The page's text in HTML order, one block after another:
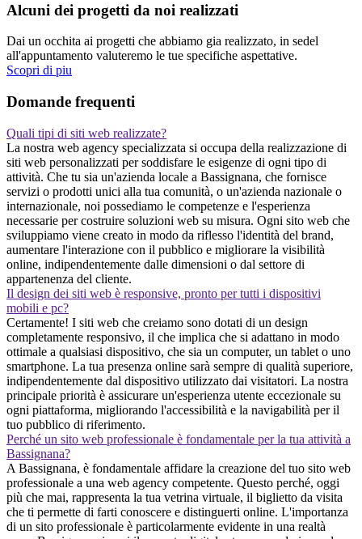
Alcuni dei progetti da noi realizzati
Dai un occhita ai progetti che abbiamo gia realizzato, in sedel
all'appuntamento valuteremo le tue specifiche aspettative.
Scopri di piu
Domande frequenti
Quali tipi di siti web realizzate?
La nostra web agency specializzata si occupa della realizzazione di
siti web personalizzati per soddisfare le esigenze di ogni tipo di
attività. Che tu sia un'azienda locale a Bassignana, che fornisce
servizi o prodotti unici alla tua comunità, o un'azienda nazionale o
internazionale, noi possediamo le competenze e l'esperienza
necessarie per costruire soluzioni web su misura. Ogni sito web che
sviluppiamo viene creato in modo da riflesso l'identità del brand,
aumentare l'interazione con il pubblico e migliorare la visibilità
online, indipendentemente dalle dimensioni o dal settore di
appartenenza del cliente.
Il design dei siti web è responsive, pronto per tutti i dispositivi
mobili e pc?
Certamente! I siti web che creiamo sono dotati di un design
completamente responsivo, il che implica che si adattano in modo
ottimale a qualsiasi dispositivo, che sia un computer, un tablet o uno
smartphone. La tua presenza online sarà sempre di qualità superiore,
indipendentemente dal dispositivo utilizzato dai visitatori. La nostra
principale priorità è assicurare un'esperienza utente eccezionale su
ogni piattaforma, migliorando l'accessibilità e la navigabilità per il
tuo pubblico di riferimento.
Perché un sito web professionale è fondamentale per la tua attività a
Bassignana?
A Bassignana, è fondamentale affidare la creazione del tuo sito web
professionale a una web agency competente. Questo perché, oggi
più che mai, rappresenta la tua vetrina virtuale, il biglietto da visita
che ti permette di farti conoscere e distinguerti online. L'importanza
di un sito professionale è particolarmente evidente in una realtà